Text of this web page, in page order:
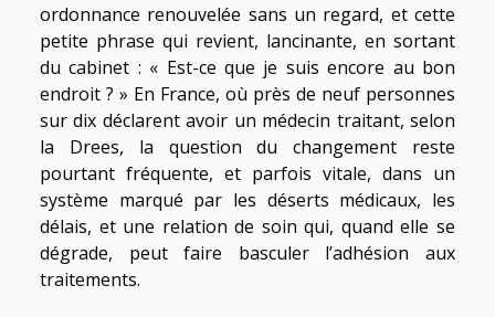
ordonnance renouvelée sans un regard, et cette
petite phrase qui revient, lancinante, en sortant
du cabinet : « Est-ce que je suis encore au bon
endroit ? » En France, où près de neuf personnes
sur dix déclarent avoir un médecin traitant, selon
la Drees, la question du changement reste
pourtant fréquente, et parfois vitale, dans un
système marqué par les déserts médicaux, les
délais, et une relation de soin qui, quand elle se
dégrade, peut faire basculer l’adhésion aux
traitements.